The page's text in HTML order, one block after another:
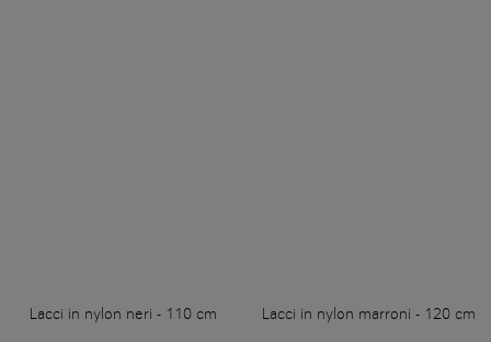
Lacci in nylon neri - 110 cm Lacci in nylon marroni - 120 cm